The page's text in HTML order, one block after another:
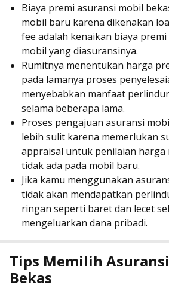
Biaya premi asuransi mobil
mobil baru karena dikenakan
fee adalah kenaikan biaya
mobil yang diasuransinya.
Rumitnya menentukan harga
pada lamanya proses
menyebabkan manfaat
selama beberapa lama.
Proses pengajuan asuransi
lebih sulit karena memerlukan
appraisal untuk penilaian harga
tidak ada pada mobil baru.
Jika kamu menggunakan
tidak akan mendapatkan
ringan seperti baret dan lecet
mengeluarkan dana pribadi.
Tips Memilih
Bekas